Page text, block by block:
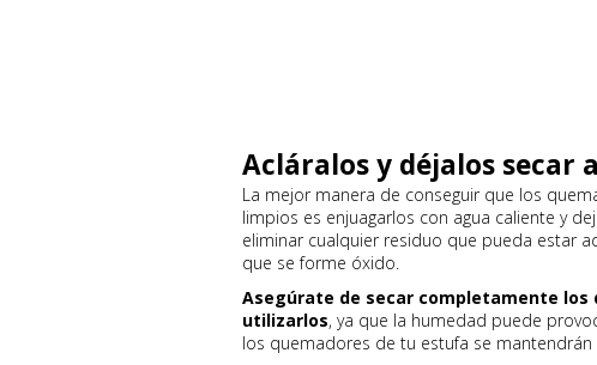
Acláralos y déjalos secar
La mejor manera de conseguir que los
limpios es enjuagarlos con agua caliente y
eliminar cualquier residuo que pueda estar
que se forme óxido.
Asegúrate de secar completamente los
utilizarlos, ya que la humedad puede
los quemadores de tu estufa se